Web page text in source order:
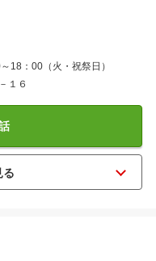
18：00（火・祝祭日）
１６